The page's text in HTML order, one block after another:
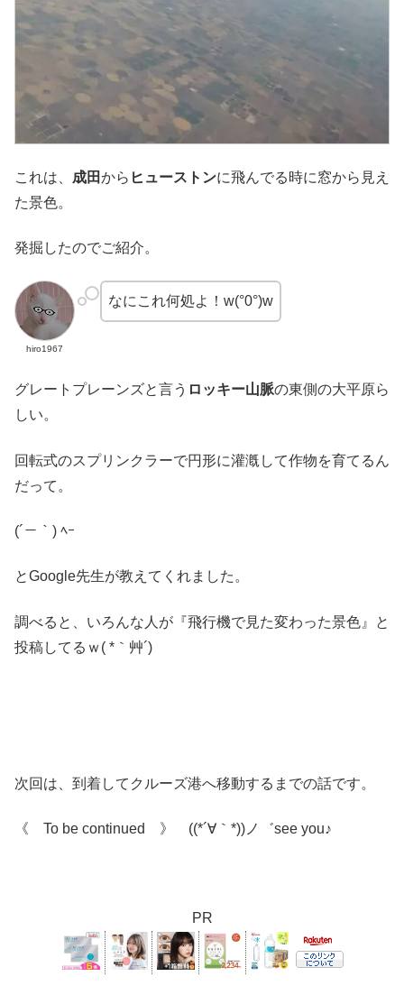
これは、 成田から ヒューストンに飛んでる時に窓から見え
た景色。
発掘したのでご紹介。
hiro1967
なにこれ何処よ！w(°0°)w
グレートプレーンズと言う ロッキー山脈の東側の大平原ら
しい。
回転式のスプリンクラーで円形に灌漑して作物を育てるん
だって。
(´－｀) ﾍｰ
とGoogle先生が教えてくれました。
調べると、いろんな人が『飛行機で見た変わった景色』と
投稿してるｗ( *｀艸´)
次回は、到着してクルーズ港へ移動するまでの話です。
《 To be continued 》 ((*´∀｀*))ノ゛see you♪
PR